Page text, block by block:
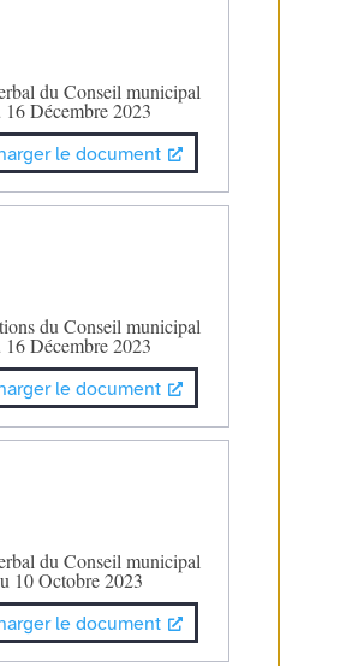
du Conseil municipal
16 Décembre 2023
le document
du Conseil municipal
16 Décembre 2023
le document
du Conseil municipal
10 Octobre 2023
le document